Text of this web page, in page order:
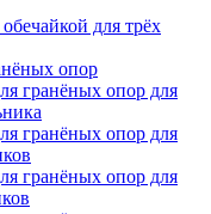
для трёх
опор
гранёных опор для
гранёных опор для
гранёных опор для